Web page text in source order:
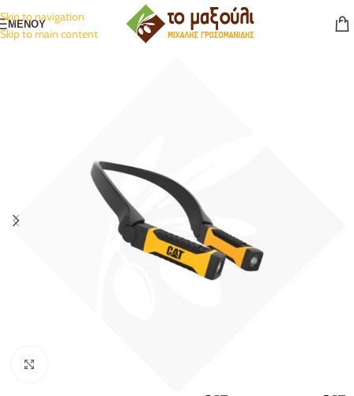
Skip to navigation
Skip to main content
ΜΕΝΟΥ